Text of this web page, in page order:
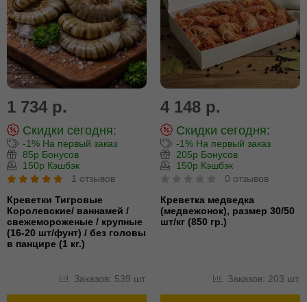
1 734 р.
Скидки сегодня:
-1% На первый заказ
85р Бонусов
150р Кэшбэк
1 отзывов
Креветки Тигровые
Королевские/ ваннамей /
свежемороженые / крупные
(16-20 шт/фунт) / без головы
в панцире (1 кг.)
Заказов: 539 шт.
4 148 р.
Скидки сегодня:
-1% На первый заказ
205р Бонусов
150р Кэшбэк
0 отзывов
Креветка медведка
(медвежонок), размер 30/50
шт/кг (850 гр.)
Заказов: 203 шт.